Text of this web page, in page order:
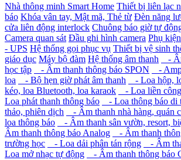
Nhà thông minh Smart Home Thiết bị liên lạc
báo Khóa vân tay, Mật mã, Thẻ từ Đèn năng
cửa liên động interlock Chuông báo giờ tự
Camera quan sát Đầu ghi hình camera Phụ
- UPS Hệ thống gọi phục vụ Thiết bị vệ sinh
giáo dục Máy bộ đàm Hệ thống âm thanh
-
học tập
- Âm thanh thông báo SPON
-
loa
- Bộ hẹn giờ phát âm thanh - Loa hộp,
kéo, loa Bluetooth, loa karaok
- Loa liền
Loa phát thanh thông báo
- Loa thông báo di
thảo, phiên dịch
- Âm thanh nhà hàng, quán
loa thông báo
- Âm thanh sân vườn, resort,
Âm thanh thông báo Analog
- Âm thanh
trường học
- Loa dải phân tán rộng - Âm
Loa mở nhạc tự động
- Âm thanh thông báo